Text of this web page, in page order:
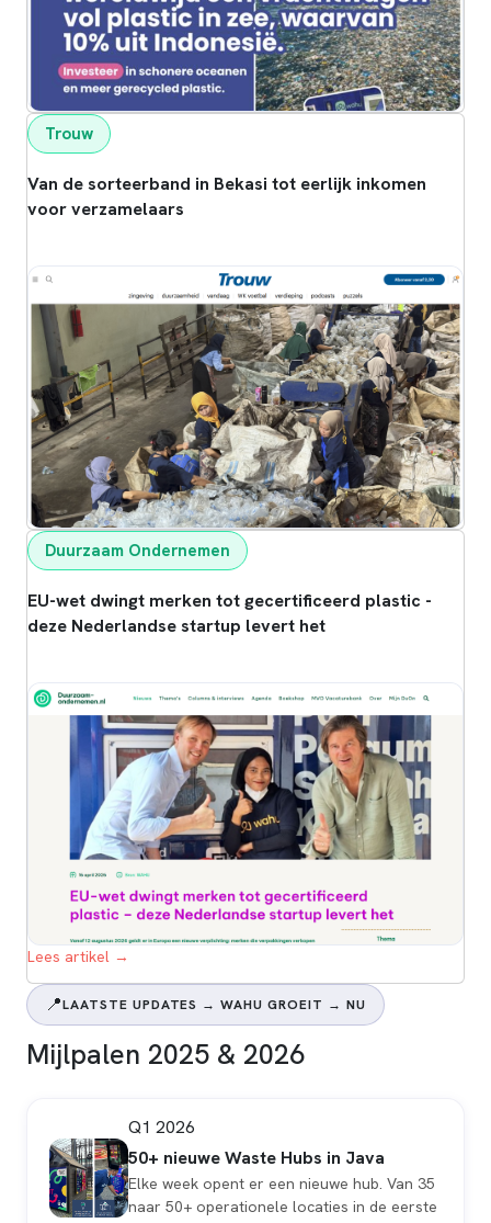
Trouw
Van de sorteerband in Bekasi tot eerlijk inkomen
voor verzamelaars
Duurzaam Ondernemen
EU-wet dwingt merken tot gecertificeerd plastic -
deze Nederlandse startup levert het
Lees artikel →
📍LAATSTE UPDATES → WAHU GROEIT → NU
Mijlpalen 2025 & 2026
Q1 2026
50+ nieuwe Waste Hubs in Java
Elke week opent er een nieuwe hub. Van 35
naar 50+ operationele locaties in de eerste